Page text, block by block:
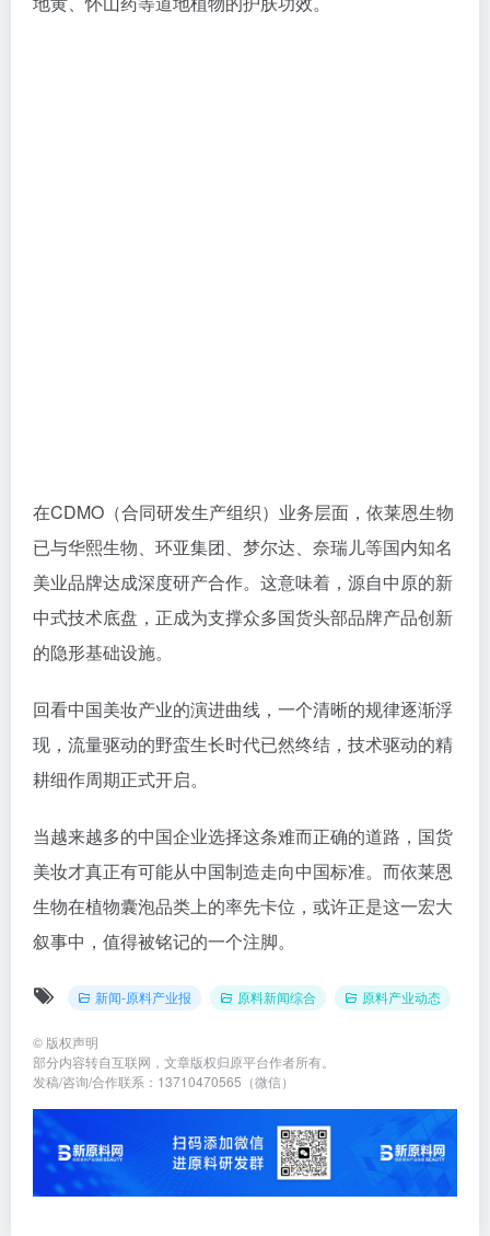
在CDMO（合同研发生产组织）业务层面，依莱恩生物
已与华熙生物、环亚集团、梦尔达、奈瑞儿等国内知名
美业品牌达成深度研产合作。这意味着，源自中原的新
中式技术底盘，正成为支撑众多国货头部品牌产品创新
的隐形基础设施。
回看中国美妆产业的演进曲线，一个清晰的规律逐渐浮
现，流量驱动的野蛮生长时代已然终结，技术驱动的精
耕细作周期正式开启。
当越来越多的中国企业选择这条难而正确的道路，国货
美妆才真正有可能从中国制造走向中国标准。而依莱恩
生物在植物囊泡品类上的率先卡位，或许正是这一宏大
叙事中，值得被铭记的一个注脚。
新闻-原料产业报 原料新闻综合 原料产业动态
© 版权声明
部分内容转自互联网，文章版权归原平台作者所有。
发稿/咨询/合作联系：13710470565（微信）